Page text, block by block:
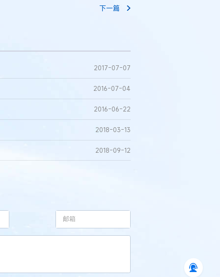
下一篇
2017-07-07
2016-07-04
2016-06-22
2018-03-13
2018-09-12